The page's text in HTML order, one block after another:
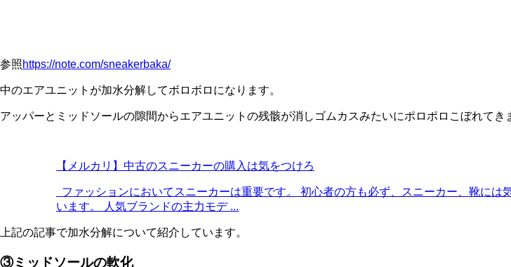
参照https://note.com/sneakerbaka/
中のエアユニットが加水分解してボロボロになります。
アッパーとミッドソールの隙間からエアユニットの残骸が消しゴムカスみたいにポロポロこぼれてき
【メルカリ】中古のスニーカーの購入は気をつけろ
ファッションにおいてスニーカーは重要です。 初心者の方も必ず、スニーカー、靴に
います。 人気ブランドの主力モデ ...
上記の記事で加水分解について紹介しています。
③ミッドソールの軟化